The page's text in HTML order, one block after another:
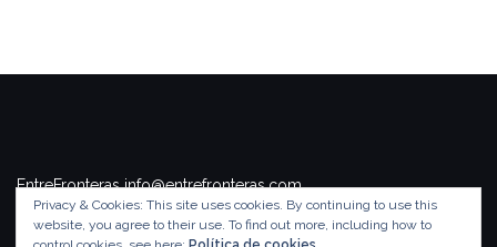
EntreFronteras info@entrefronteras.com
Tema deColorlib . Funciona conWordPress.
Privacy & Cookies: This site uses cookies. By continuing to use this
website, you agree to their use. To find out more, including how to